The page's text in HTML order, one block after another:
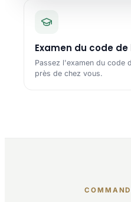
Examen du code
Passez l'examen du code
près de chez vous.